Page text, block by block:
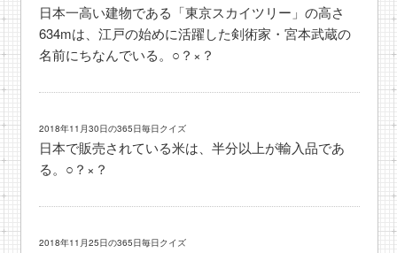
日本一高い建物である「東京スカイツリー」の高さ
634mは、江戸の始めに活躍した剣術家・宮本武蔵の
名前にちなんでいる。○？×？
2018年11月30日の365日毎日クイズ
日本で販売されている米は、半分以上が輸入品であ
る。○？×？
2018年11月25日の365日毎日クイズ